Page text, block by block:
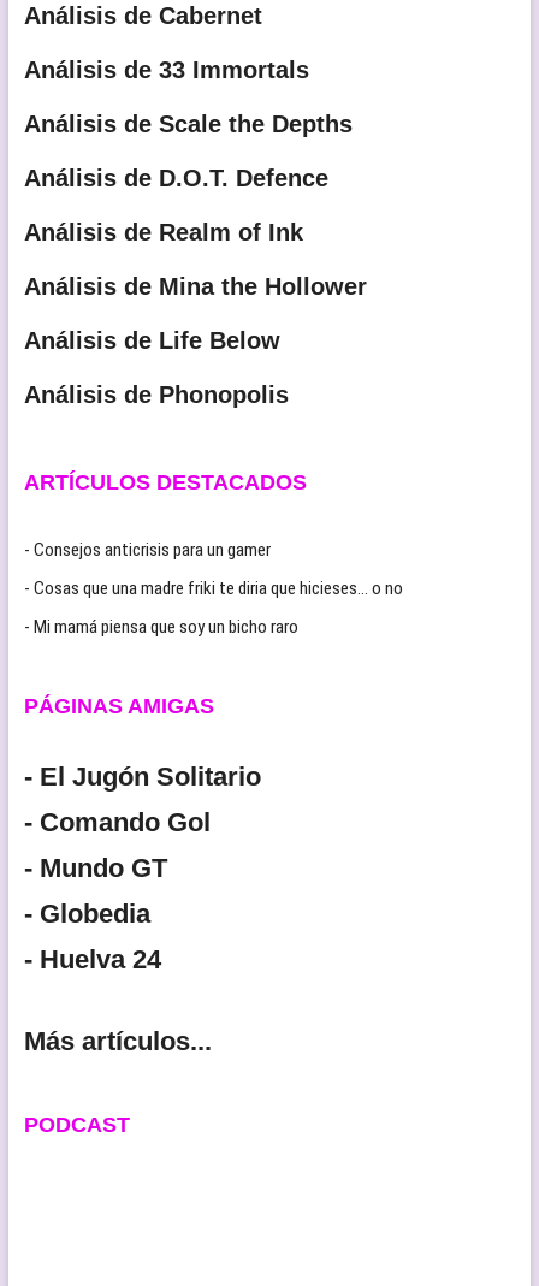
Análisis de Cabernet
Análisis de 33 Immortals
Análisis de Scale the Depths
Análisis de D.O.T. Defence
Análisis de Realm of Ink
Análisis de Mina the Hollower
Análisis de Life Below
Análisis de Phonopolis
ARTÍCULOS DESTACADOS
- Consejos anticrisis para un gamer
- Cosas que una madre friki te diria que hicieses… o no
- Mi mamá piensa que soy un bicho raro
PÁGINAS AMIGAS
- El Jugón Solitario
- Comando Gol
- Mundo GT
- Globedia
- Huelva 24
Más artículos...
PODCAST